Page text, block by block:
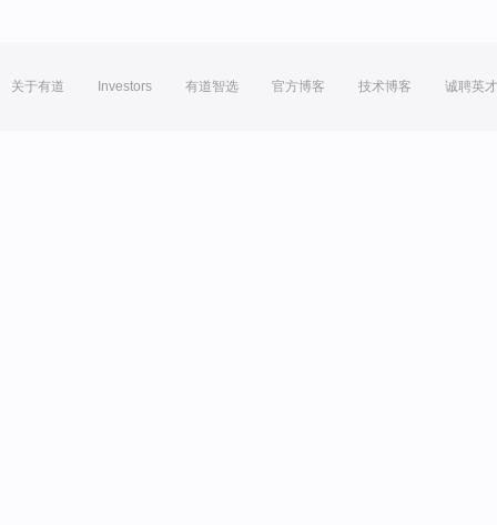
关于有道 Investors 有道智选 官方博客 技术博客 诚聘英才